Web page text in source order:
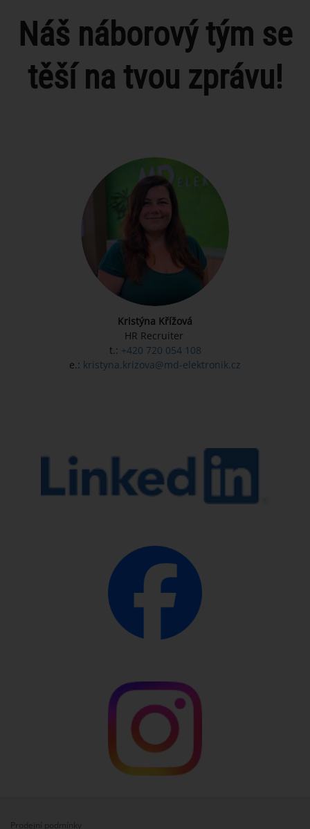
Náš náborový tým se
těší na tvou zprávu!
Kristýna Křížová
HR Recruiter
t.: +420 720 054 108
e.: kristyna.krizova@md-elektronik.cz
Prodejní podmínky